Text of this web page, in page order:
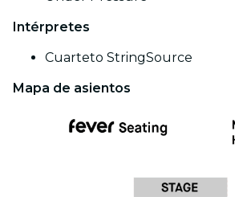
Intérpretes
Cuarteto StringSource
Mapa de asientos